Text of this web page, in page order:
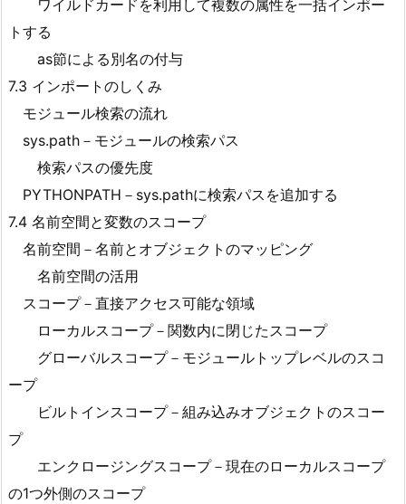
ワイルドカードを利用して複数の属性を一括インポー
トする
as節による別名の付与
7.3 インポートのしくみ
モジュール検索の流れ
sys.path－モジュールの検索パス
検索パスの優先度
PYTHONPATH－sys.pathに検索パスを追加する
7.4 名前空間と変数のスコープ
名前空間－名前とオブジェクトのマッピング
名前空間の活用
スコープ－直接アクセス可能な領域
ローカルスコープ－関数内に閉じたスコープ
グローバルスコープ－モジュールトップレベルのスコ
ープ
ビルトインスコープ－組み込みオブジェクトのスコー
プ
エンクロージングスコープ－現在のローカルスコープ
の1つ外側のスコープ